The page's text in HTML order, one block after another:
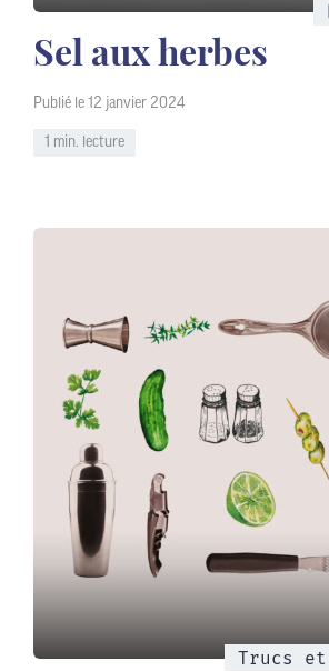
Sel aux herbes
Publié le 12 janvier 2024
1 min. lecture
Trucs